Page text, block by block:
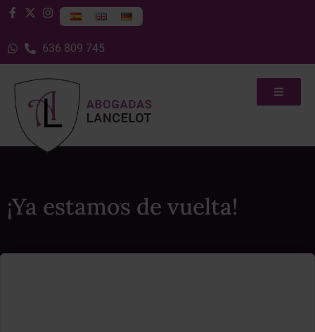
636 809 745
¡Ya estamos de vuelta!